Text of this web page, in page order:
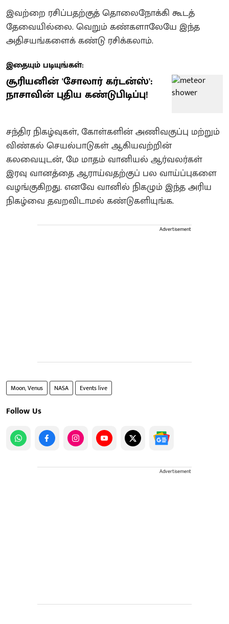
இவற்றை ரசிப்பதற்குத் தொலைநோக்கி கூடத்
தேவையில்லை. வெறும் கண்களாலேயே இந்த
அதிசயங்களைக் கண்டு ரசிக்கலாம்.
இதையும் படியுங்கள்:
சூரியனின் 'சோலார் கர்டன்ஸ்':
நாசாவின் புதிய கண்டுபிடிப்பு!
சந்திர நிகழ்வுகள், கோள்களின் அணிவகுப்பு மற்றும்
விண்கல் செயல்பாடுகள் ஆகியவற்றின்
கலவையுடன், மே மாதம் வானியல் ஆர்வலர்கள்
இரவு வானத்தை ஆராய்வதற்குப் பல வாய்ப்புகளை
வழங்குகிறது. எனவே வானில் நிகழும் இந்த அரிய
நிகழ்வை தவறவிடாமல் கண்டுகளியுங்க.
Advertisement
Moon, Venus NASA Events live
Follow Us
Advertisement